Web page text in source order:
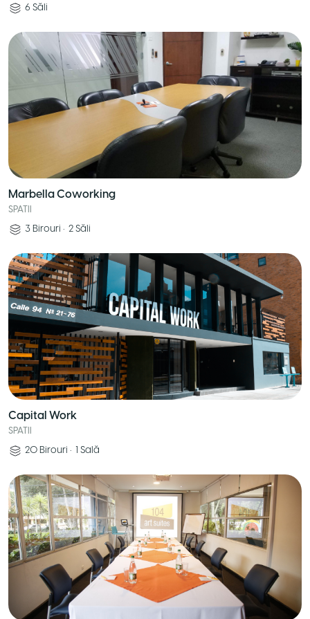
6 Săli
Marbella Coworking
SPATII
3 Birouri • 2 Săli
Capital Work
SPATII
20 Birouri • 1 Sală